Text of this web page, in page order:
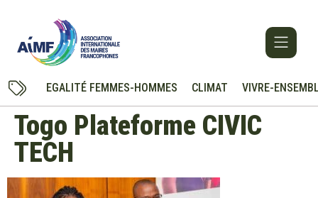
EGALITÉ FEMMES-HOMMES CLIMAT VIVRE-
Togo Plateforme CIVIC
TECH